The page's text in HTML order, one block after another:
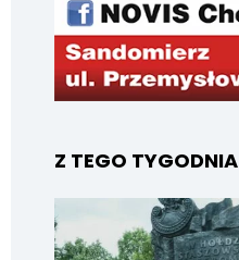
Z TEGO TYGODNIA